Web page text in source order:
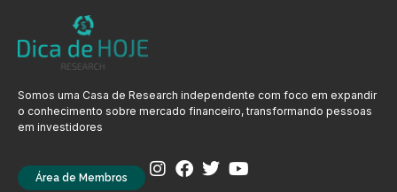
Somos uma Casa de Research independente com foco em expandir
o conhecimento sobre mercado financeiro, transformando pessoas
em investidores
Área de Membros